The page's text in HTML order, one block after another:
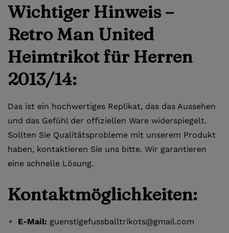
Wichtiger Hinweis –
Retro Man United
Heimtrikot für Herren
2013/14:
Das ist ein hochwertiges Replikat, das das Aussehen
und das Gefühl der offiziellen Ware widerspiegelt.
Sollten Sie Qualitätsprobleme mit unserem Produkt
haben, kontaktieren Sie uns bitte. Wir garantieren
eine schnelle Lösung.
Kontaktmöglichkeiten:
E-Mail: guenstigefussballtrikots@gmail.com